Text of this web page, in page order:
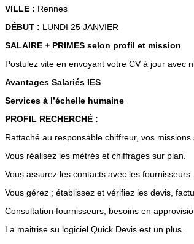
VILLE : Rennes
DÉBUT : LUNDI 25 JANVIER
SALAIRE + PRIMES selon profil et mission
Postulez vite en envoyant votre CV à jour avec
Avantages Salariés IES
Services à l’échelle humaine
PROFIL RECHERCHÉ :
Rattaché au responsable chiffreur, vos missions
Vous réalisez les métrés et chiffrages sur plan.
Vous assurez les contacts avec les fournisseurs.
Vous gérez ; établissez et vérifiez les devis,
Consultation fournisseurs, besoins en
La maitrise su logiciel Quick Devis est un plus.